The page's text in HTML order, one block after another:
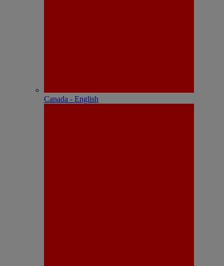
Canada - English